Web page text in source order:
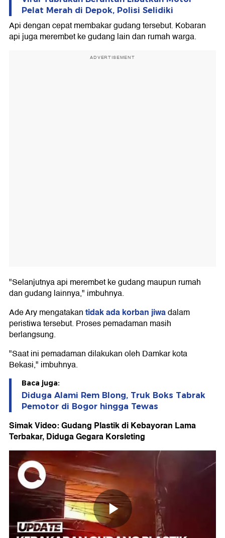
Pelat Merah di Depok, Polisi Selidiki
Api dengan cepat membakar gudang tersebut. Kobaran
api juga merembet ke gudang lain dan rumah warga.
ADVERTISEMENT
"Selanjutnya api merembet ke gudang maupun rumah
dan gudang lainnya," imbuhnya.
Ade Ary mengatakantidak ada korban jiwadalam
peristiwa tersebut. Proses pemadaman masih
berlangsung.
"Saat ini pemadaman dilakukan oleh Damkar kota
Bekasi," imbuhnya.
Baca juga:
Diduga Alami Rem Blong, Truk Boks Tabrak
Pemotor di Bogor hingga Tewas
Simak Video: Gudang Plastik di Kebayoran Lama
Terbakar, Diduga Gegara Korsleting